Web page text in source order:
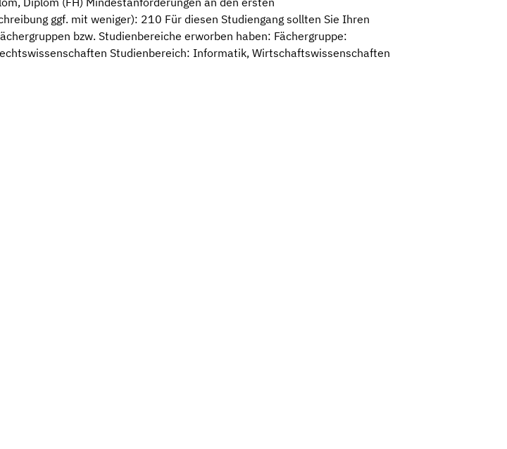
ggf. mit weniger): 210 Für diesen Studiengang sollten Sie Ihren
bzw. Studienbereiche erworben haben: Fächergruppe:
Studienbereich: Informatik, Wirtschaftswissenschaften